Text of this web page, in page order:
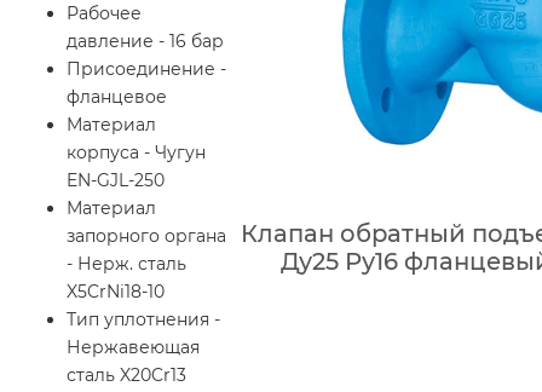
Рабочее
давление - 16 бар
Присоединение -
фланцевое
Материал
корпуса - Чугун
EN-GJL-250
Материал
запорного органа
- Нерж. сталь
X5CrNi18-10
Тип уплотнения -
Нержавеющая
сталь X20Cr13
Клапан обратный
Ду25 Ру16